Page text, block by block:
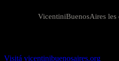
VicentiniBuenosAires les
Visitá vicentinibuenosaires.org